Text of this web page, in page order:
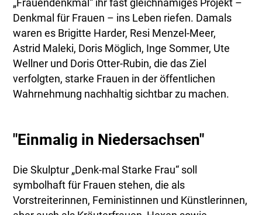
„Frauendenkmal“ ihr fast gleichnamiges Projekt –
Denkmal für Frauen – ins Leben riefen. Damals
waren es Brigitte Harder, Resi Menzel-Meer,
Astrid Maleki, Doris Möglich, Inge Sommer, Ute
Wellner und Doris Otter-Rubin, die das Ziel
verfolgten, starke Frauen in der öffentlichen
Wahrnehmung nachhaltig sichtbar zu machen.
"Einmalig in Niedersachsen"
Die Skulptur „Denk-mal Starke Frau“ soll
symbolhaft für Frauen stehen, die als
Vorstreiterinnen, Feministinnen und Künstlerinnen,